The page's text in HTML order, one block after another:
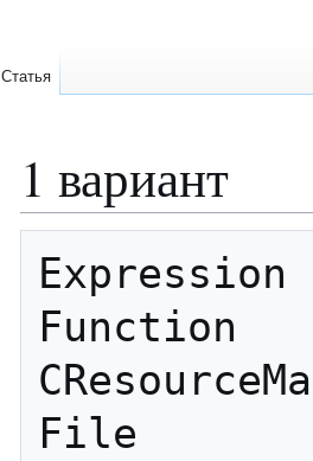
1 вариант
Function
File
Статья